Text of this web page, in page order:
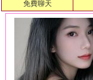
免費聊天